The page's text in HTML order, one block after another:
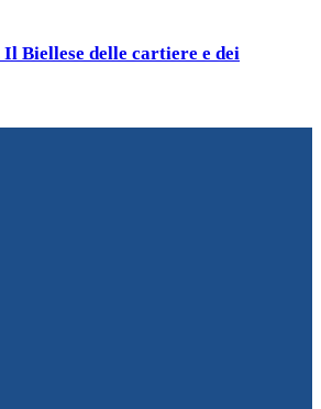
Biellese delle cartiere e dei